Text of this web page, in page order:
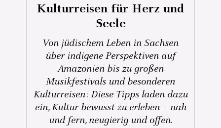
Kulturreisen für Herz und
Seele
Von jüdischem Leben in Sachsen
über indigene Perspektiven auf
Amazonien bis zu großen
Musikfestivals und besonderen
Kulturreisen: Diese Tipps laden dazu
ein, Kultur bewusst zu erleben – nah
und fern, neugierig und offen.